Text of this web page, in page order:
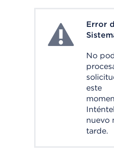
System ErrorError
No
este
nuevo
tarde.